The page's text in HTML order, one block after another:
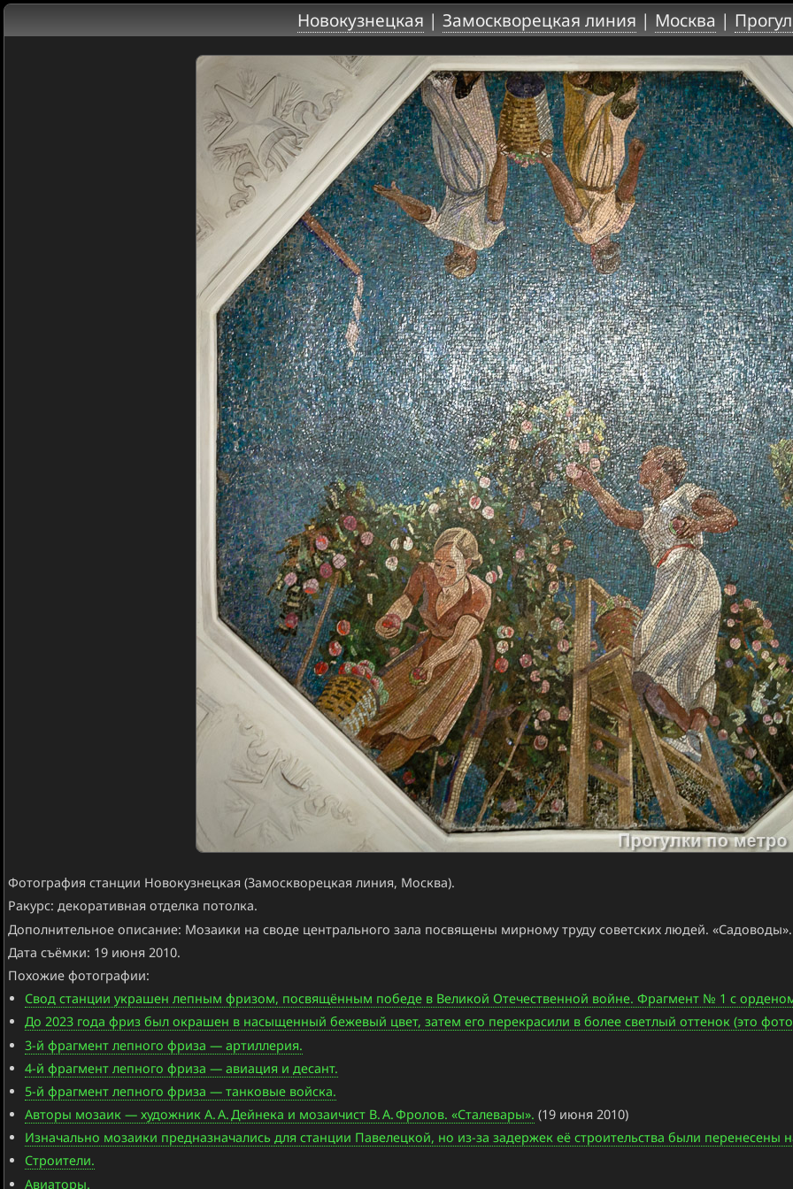
Новокузнецкая | Замоскворецкая линия | Москва |
Фотография станции Новокузнецкая (Замоскворецкая линия, Москва).
Ракурс: декоративная отделка потолка.
Дополнительное описание: Мозаики на своде центрального зала посвящены мирному труду советских людей. «Садоводы».
Дата съёмки: 19 июня 2010.
Похожие фотографии:
Свод станции украшен лепным фризом, посвящённым победе в Великой Отечественной войне. Фрагмент № 1 с
До 2023 года фриз был окрашен в насыщенный бежевый цвет, затем его перекрасили в более светлый оттенок (это
3-й фрагмент лепного фриза — артиллерия.
4-й фрагмент лепного фриза — авиация и десант.
5-й фрагмент лепного фриза — танковые войска.
Авторы мозаик — художник А. А. Дейнека и мозаичист В. А. Фролов. «Сталевары». (19 июня 2010)
Изначально мозаики предназначались для станции Павелецкой, но из-за задержек её строительства были
Строители.
Авиаторы.